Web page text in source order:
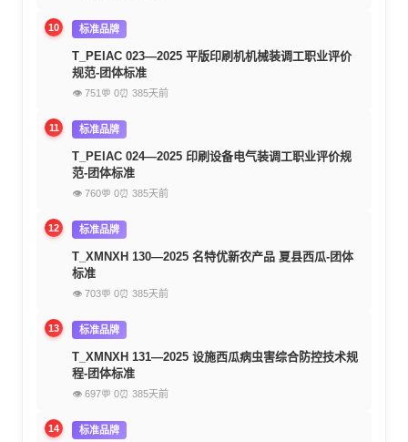
10 标准品牌
T_PEIAC 023—2025 平版印刷机机械装调工职业评价
规范-团体标准
👁 751 💬 0⏰ 385天前
11 标准品牌
T_PEIAC 024—2025 印刷设备电气装调工职业评价规
范-团体标准
👁 760💬 0⏰ 385天前
12 标准品牌
T_XMNXH 130—2025 名特优新农产品 夏县西瓜-团体
标准
👁 703💬 0⏰ 385天前
13 标准品牌
T_XMNXH 131—2025 设施西瓜病虫害综合防控技术规
程-团体标准
👁 697💬 0⏰ 385天前
14 标准品牌